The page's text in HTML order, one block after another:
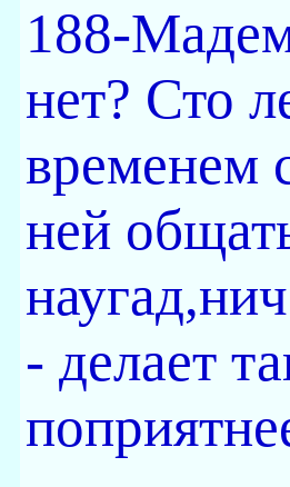
188-
нет? Сто
временем
ней
- делает